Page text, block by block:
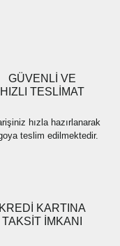
GÜVENLİ VE
HIZLI TESLİMAT
hızla hazırlanarak
teslim edilmektedir.
KREDİ KARTINA
TAKSİT İMKANI